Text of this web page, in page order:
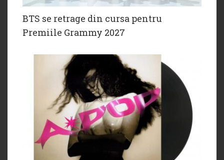
BTS se retrage din cursa pentru
Premiile Grammy 2027